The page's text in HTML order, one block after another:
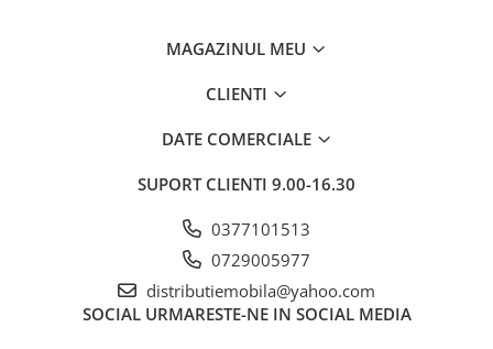
MAGAZINUL MEU
CLIENTI
DATE COMERCIALE
SUPORT CLIENTI 9.00-16.30
0377101513
0729005977
distributiemobila@yahoo.com
SOCIAL URMARESTE-NE IN SOCIAL MEDIA